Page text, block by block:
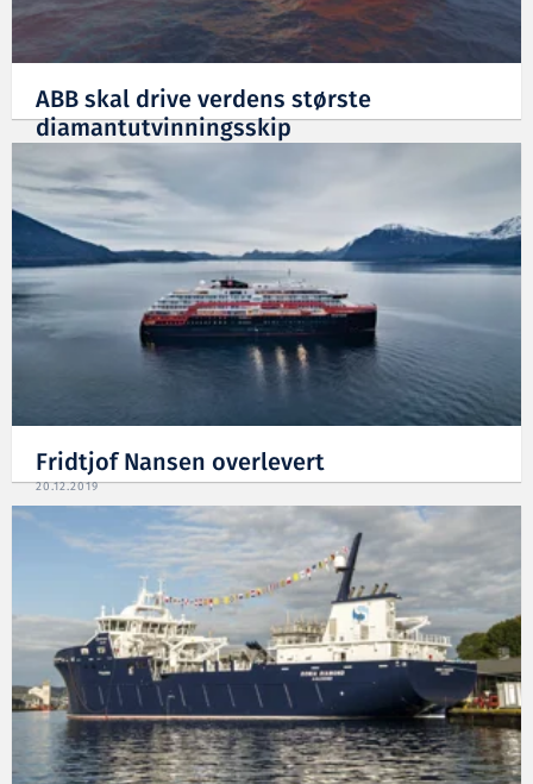
ABB skal drive verdens største
diamantutvinningsskip
Fridtjof Nansen overlevert
20.12.2019